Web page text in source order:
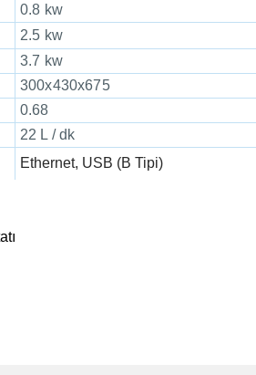
0.8 kw
2.5 kw
3.7 kw
300x430x675
0.68
22 L / dk
Ethernet, USB (B Tipi)